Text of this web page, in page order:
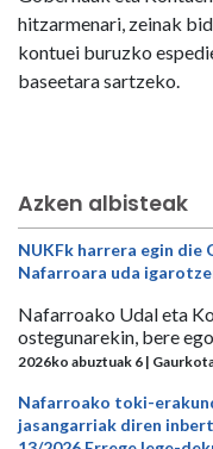
hitzarmenari, zeinak
kontuei buruzko
baseetara sartzeko.
Azken albisteak
NUKFk harrera egin die
Nafarroara uda
Nafarroako Udal eta
ostegunarekin, bere
2026ko abuztuak 6 |
Nafarroako toki-
jasangarriak diren